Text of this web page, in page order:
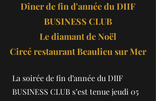
Dîner de fin d'année du DIIF
BUSINESS CLUB
Le diamant de Noël
Circé restaurant Beaulieu sur Mer
La soirée de fin d’année du DIIF
BUSINESS CLUB s’est tenue jeudi 05